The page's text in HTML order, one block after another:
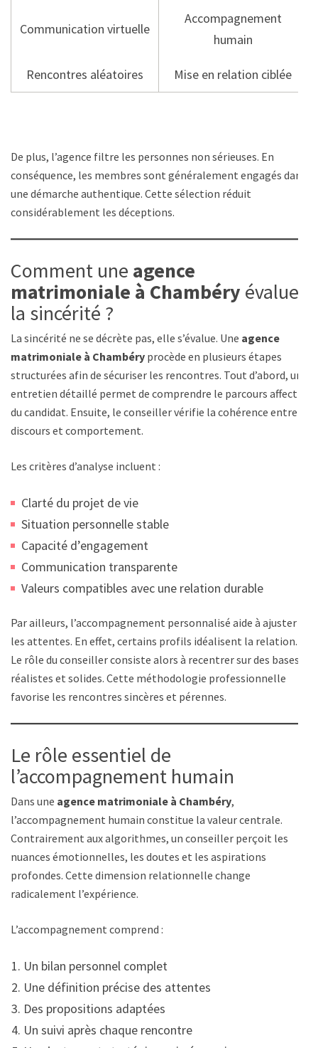
Communication virtuelle
Accompagnement
humain
Rencontres aléatoires Mise en relation ciblée
De plus, l’agence filtre les personnes non sérieuses. En
conséquence, les membres sont généralement engagés dans
une démarche authentique. Cette sélection réduit
considérablement les déceptions.
Comment une agence
matrimoniale à Chambéry évalue
la sincérité ?
La sincérité ne se décrète pas, elle s’évalue. Une agence
matrimoniale à Chambéry procède en plusieurs étapes
structurées afin de sécuriser les rencontres. Tout d’abord, un
entretien détaillé permet de comprendre le parcours affectif
du candidat. Ensuite, le conseiller vérifie la cohérence entre
discours et comportement.
Les critères d’analyse incluent :
Clarté du projet de vie
Situation personnelle stable
Capacité d’engagement
Communication transparente
Valeurs compatibles avec une relation durable
Par ailleurs, l’accompagnement personnalisé aide à ajuster
les attentes. En effet, certains profils idéalisent la relation.
Le rôle du conseiller consiste alors à recentrer sur des bases
réalistes et solides. Cette méthodologie professionnelle
favorise les rencontres sincères et pérennes.
Le rôle essentiel de
l’accompagnement humain
Dans une agence matrimoniale à Chambéry,
l’accompagnement humain constitue la valeur centrale.
Contrairement aux algorithmes, un conseiller perçoit les
nuances émotionnelles, les doutes et les aspirations
profondes. Cette dimension relationnelle change
radicalement l’expérience.
L’accompagnement comprend :
Un bilan personnel complet
Une définition précise des attentes
Des propositions adaptées
Un suivi après chaque rencontre